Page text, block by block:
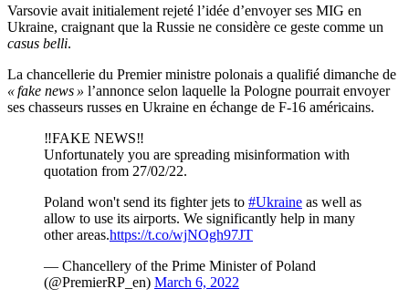
Varsovie avait initialement rejeté l’idée d’envoyer ses MIG en
Ukraine, craignant que la Russie ne considère ce geste comme un
casus belli.
La chancellerie du Premier ministre polonais a qualifié dimanche de
« fake news » l’annonce selon laquelle la Pologne pourrait envoyer
ses chasseurs russes en Ukraine en échange de F-16 américains.
‼️FAKE NEWS‼️
Unfortunately you are spreading misinformation with
quotation from 27/02/22.
Poland won't send its fighter jets to #Ukraine as well as
allow to use its airports. We significantly help in many
other areas.https://t.co/wjNOgh97JT
— Chancellery of the Prime Minister of Poland
(@PremierRP_en) March 6, 2022